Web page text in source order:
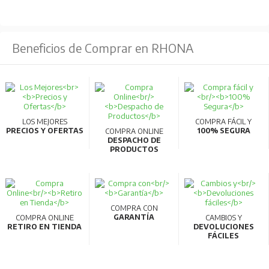
Beneficios de Comprar en RHONA
LOS MEJORES
PRECIOS Y OFERTAS
COMPRA ONLINE
DESPACHO DE
PRODUCTOS
COMPRA FÁCIL Y
100% SEGURA
COMPRA ONLINE
RETIRO EN TIENDA
COMPRA CON
GARANTÍA
CAMBIOS Y
DEVOLUCIONES
FÁCILES